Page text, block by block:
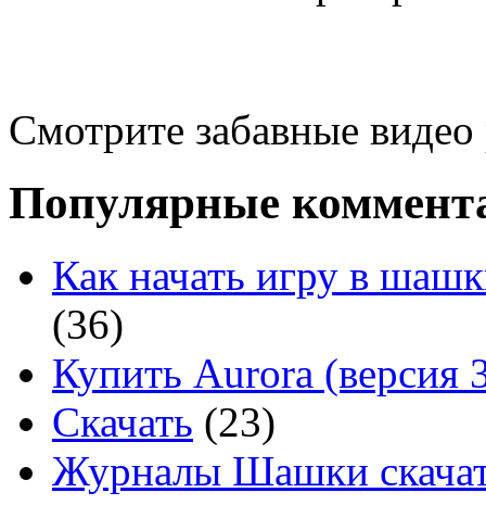
Смотрите забавные
Популярные
Как начать игру в
(36)
Купить Aurora (версия
Скачать (23)
Журналы Шашки